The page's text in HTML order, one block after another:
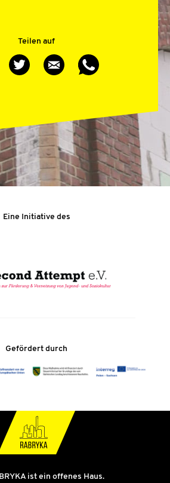
Teilen auf
Eine Initiative des
Gefördert durch
ist ein offenes Haus.